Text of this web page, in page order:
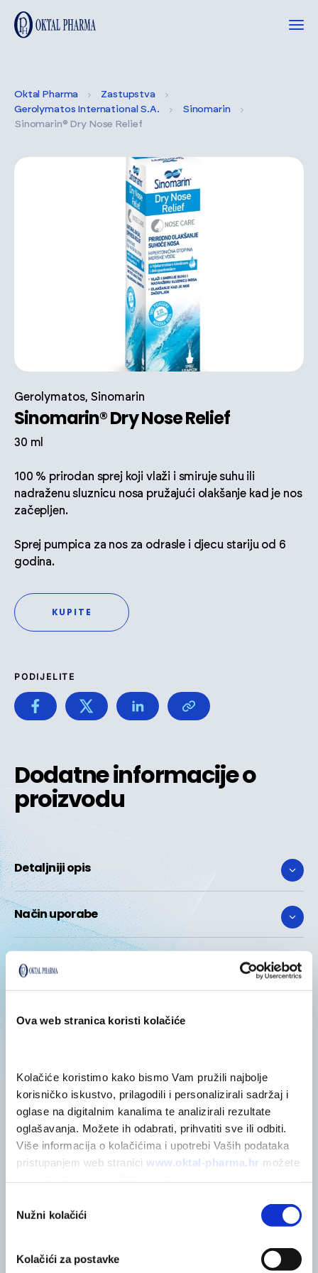
Ova web stranica koristi kolačiće
Kolačiće koristimo kako bismo Vam pružili najbolje
korisničko iskustvo, prilagodili i personalizirali sadržaj i
oglase na digitalnim kanalima te analizirali rezultate
oglašavanja. Možete ih odabrati, prihvatiti sve ili odbiti.
Više informacija o kolačićima i upotrebi Vaših podataka
pristupanjem web stranici www.oktal-pharma.hr možete
pristanka
Nužni kolačići
Kolačići za postavke
Oktal Pharma
Zastupstva
Gerolymatos International S.A.
Sinomarin
Sinomarin® Dry Nose Relief
Gerolymatos, Sinomarin
Sinomarin® Dry Nose Relief
30 ml
100 % prirodan sprej koji vlaži i smiruje suhu ili
nadraženu sluznicu nosa pružajući olakšanje kad je nos
začepljen.
Sprej pumpica za nos za odrasle i djecu stariju od 6
godina.
KUPITE
PODIJELITE
Detaljniji opis
Način uporabe
Posebne mjere opreza
Dodatne informacije o
proizvodu
POVEZANI PROIZVODI
Možda će vas zanimati